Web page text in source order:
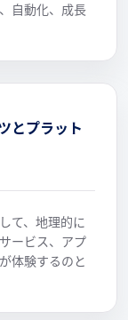
自動化、成長
とプラット
て、地理的に
ービス、アプ
体験するのと